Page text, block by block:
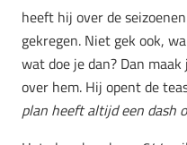
heeft hij over de
gekregen. Niet gek ook,
wat doe je dan? Dan
over hem. Hij opent de
plan heeft altijd een dash